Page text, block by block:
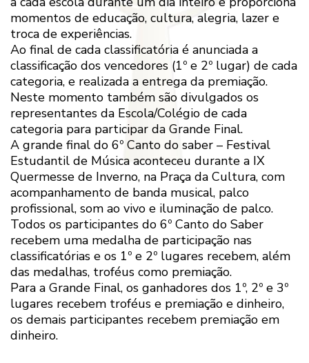
momentos de educação, cultura, alegria, lazer e
troca de experiências.
Ao final de cada classificatória é anunciada a
classificação dos vencedores (1º e 2º lugar) de cada
categoria, e realizada a entrega da premiação.
Neste momento também são divulgados os
representantes da Escola/Colégio de cada
categoria para participar da Grande Final.
A grande final do 6º Canto do saber – Festival
Estudantil de Música aconteceu durante a IX
Quermesse de Inverno, na Praça da Cultura, com
acompanhamento de banda musical, palco
profissional, som ao vivo e iluminação de palco.
Todos os participantes do 6º Canto do Saber
recebem uma medalha de participação nas
classificatórias e os 1º e 2º lugares recebem, além
das medalhas, troféus como premiação.
Para a Grande Final, os ganhadores dos 1º, 2º e 3º
lugares recebem troféus e premiação e dinheiro,
os demais participantes recebem premiação em
dinheiro.